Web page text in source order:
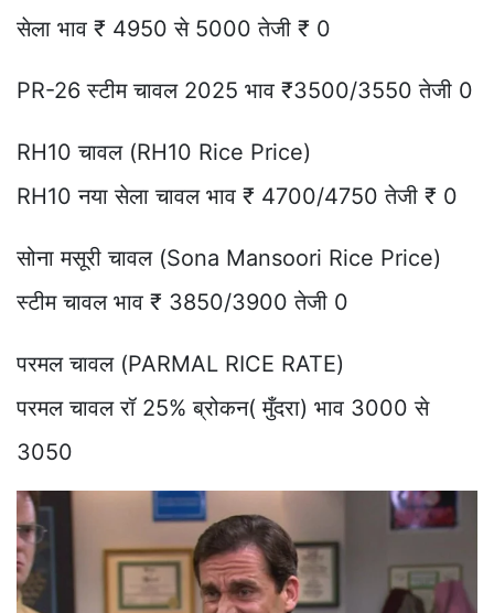
सेला भाव ₹ 4950 से 5000 तेजी ₹ 0
PR-26 स्टीम चावल 2025 भाव ₹3500/3550 तेजी 0
RH10 चावल (RH10 Rice Price)
RH10 नया सेला चावल भाव ₹ 4700/4750 तेजी ₹ 0
सोना मसूरी चावल (Sona Mansoori Rice Price)
स्टीम चावल भाव ₹ 3850/3900 तेजी 0
परमल चावल (PARMAL RICE RATE)
परमल चावल रॉ 25% ब्रोकन( मुँदरा) भाव 3000 से
3050